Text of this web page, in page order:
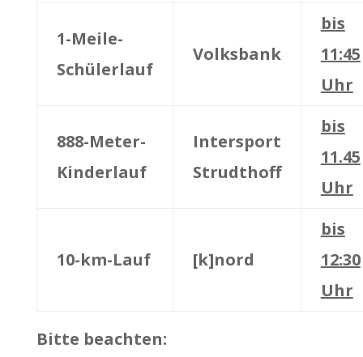
1-Meile-
Schülerlauf
Volksbank
bis
11:45
Uhr
888-Meter-
Kinderlauf
Intersport
Strudthoff
bis
11.45
Uhr
10-km-Lauf [k]nord
bis
12:30
Uhr
Bitte beachten: